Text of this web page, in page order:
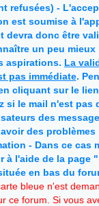
refusées) -
est soumise à
devra donc être
un peu mieux
aspirations. La
pas immédiate.
cliquant sur le
si le mail n'est pas
des
des problèmes
- Dans ce cas
à l'aide de la page
en bas du
bleue n'est
ce forum. Si vous